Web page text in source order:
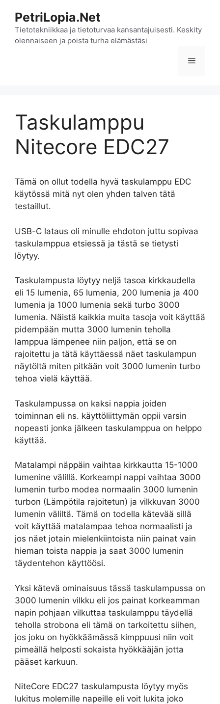
sisältöön
PetriLopia.Net
Tietotekniikkaa ja tietoturvaa kansantajuisesti. Keskity
olennaiseen ja poista turha elämästäsi
Valikko
Taskulamppu
Nitecore EDC27
Tämä on ollut todella hyvä taskulamppu EDC
käytössä mitä nyt olen yhden talven tätä
testaillut.
USB-C lataus oli minulle ehdoton juttu sopivaa
taskulamppua etsiessä ja tästä se tietysti
löytyy.
Taskulampusta löytyy neljä tasoa kirkkaudella
eli 15 lumenia, 65 lumenia, 200 lumenia ja 400
lumenia ja 1000 lumenia sekä turbo 3000
lumenia. Näistä kaikkia muita tasoja voit käyttää
pidempään mutta 3000 lumenin teholla
lamppua lämpenee niin paljon, että se on
rajoitettu ja tätä käyttäessä näet taskulampun
näytöltä miten pitkään voit 3000 lumenin turbo
tehoa vielä käyttää.
Taskulampussa on kaksi nappia joiden
toiminnan eli ns. käyttöliittymän oppii varsin
nopeasti jonka jälkeen taskulamppua on helppo
käyttää.
Matalampi näppäin vaihtaa kirkkautta 15-1000
lumenine välillä. Korkeampi nappi vaihtaa 3000
lumenin turbo modea normaalin 3000 lumenin
turbon (Lämpötila rajoitetun) ja vilkkuvan 3000
lumenin väliltä. Tämä on todella kätevää sillä
voit käyttää matalampaa tehoa normaalisti ja
jos näet jotain mielenkiintoista niin painat vain
hieman toista nappia ja saat 3000 lumenin
täydentehon käyttöösi.
Yksi kätevä ominaisuus tässä taskulampussa on
3000 lumenin vilkku eli jos painat korkeamman
napin pohjaan vilkuttaa taskulamppu täydellä
teholla strobona eli tämä on tarkoitettu siihen,
jos joku on hyökkäämässä kimppuusi niin voit
pimeällä helposti sokaista hyökkääjän jotta
pääset karkuun.
NiteCore EDC27 taskulampusta löytyy myös
lukitus molemille napeille eli voit lukita joko